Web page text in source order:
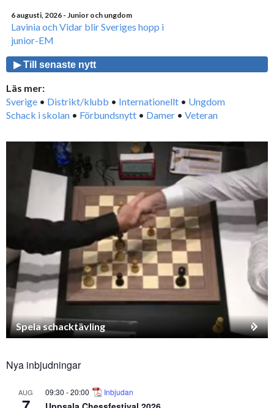
6 augusti, 2026 - Junior och ungdom
Lavinia och Vidar blir Sveriges hopp i
junior-EM
▶ Till senaste nytt
Läs mer:
Sverige • Distrikt/klubb • Internationellt • Ungdom
Schack i skolan • Förbundsnytt • Damer • Veteran
Spela schacktävling
Nya inbjudningar
AUG 09:30 -20:00 Inbjudan